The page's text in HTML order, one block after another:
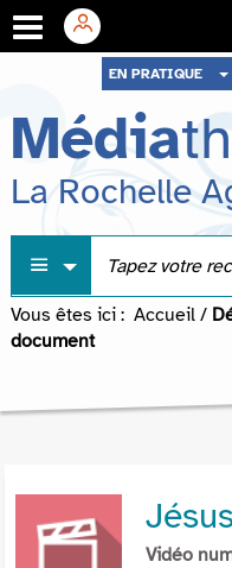
menu
contenu
recherche
EN PRATIQUE
Média
La Rochelle
Vous êtes ici : Accueil /
document
Vidéo